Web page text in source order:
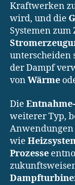
Kraftwerken
wird, und die
Systemen
unterscheiden
der Dampf
vonWärme
Die
weiterer Typ,
Anwendungen
wie
Prozesse